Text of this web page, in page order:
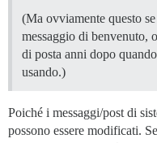
(Ma ovviamente questo
messaggio di benvenuto,
di posta anni dopo
usando.)
Poiché i messaggi/post di
possono essere modificati.